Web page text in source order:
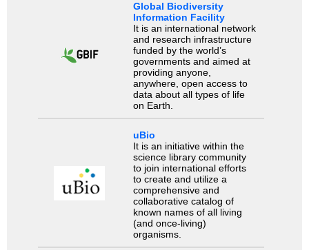
Global Biodiversity
Information Facility
It is an international network
and research infrastructure
funded by the world’s
governments and aimed at
providing anyone,
anywhere, open access to
data about all types of life
on Earth.
uBio
It is an initiative within the
science library community
to join international efforts
to create and utilize a
comprehensive and
collaborative catalog of
known names of all living
(and once-living)
organisms.